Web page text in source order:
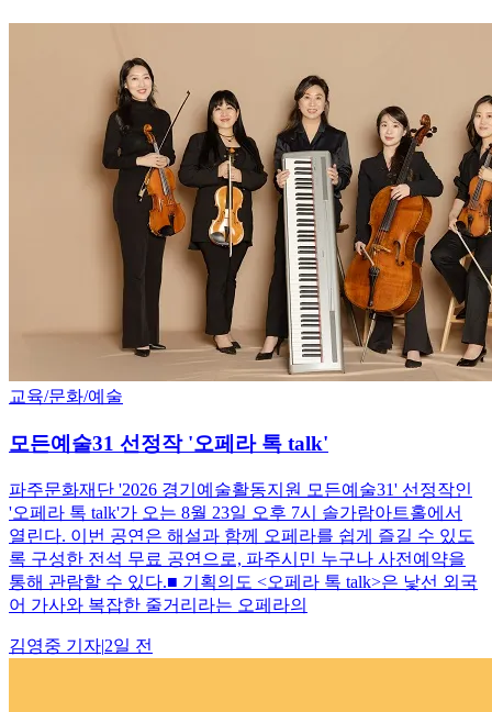
교육/문화/예술
모든예술31 선정작 '오페라 톡 talk'
파주문화재단 '2026 경기예술활동지원 모든예술31' 선정작인
'오페라 톡 talk'가 오는 8월 23일 오후 7시 솔가람아트홀에서
열린다. 이번 공연은 해설과 함께 오페라를 쉽게 즐길 수 있도
록 구성한 전석 무료 공연으로, 파주시민 누구나 사전예약을
통해 관람할 수 있다.■ 기획의도 <오페라 톡 talk>은 낯선 외국
어 가사와 복잡한 줄거리라는 오페라의
김영중 기자|2일 전